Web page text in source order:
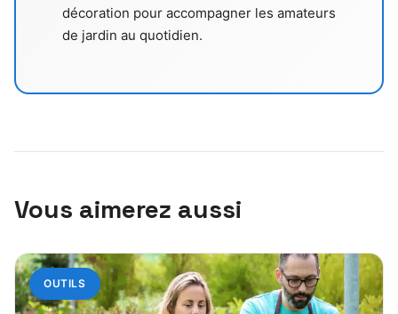
décoration pour accompagner les amateurs
de jardin au quotidien.
Vous aimerez aussi
OUTILS